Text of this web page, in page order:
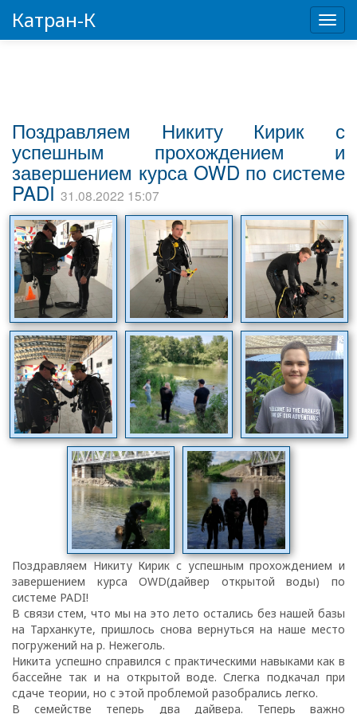
Катран-К
Поздравляем Никиту Кирик с
успешным прохождением и
завершением курса OWD по системе
PADI 31.08.2022 15:07
Поздравляем Никиту Кирик с успешным прохождением и
завершением курса OWD(дайвер открытой воды) по
системе PADI!
В связи стем, что мы на это лето остались без нашей базы
на Тарханкуте, пришлось снова вернуться на наше место
погружений на р. Нежеголь.
Никита успешно справился с практическими навыками как в
бассейне так и на открытой воде. Слегка подкачал при
сдаче теории, но с этой проблемой разобрались легко.
В семействе теперь два дайвера. Теперь важно